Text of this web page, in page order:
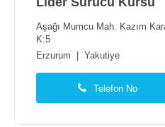
Aşağı Mumcu Mah. Kazım
K:5
Erzurum
Yakutiye
Telefon No